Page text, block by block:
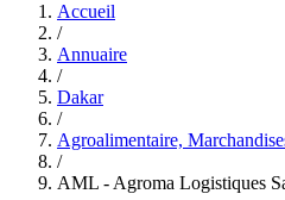
Accueil
/
Annuaire
/
Dakar
/
Agroalimentaire,
/
AML - Agroma Logistiques